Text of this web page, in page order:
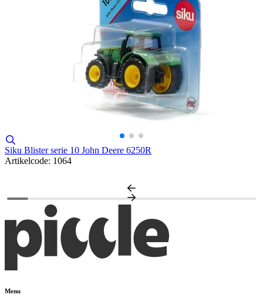
Siku Blister serie 10 John Deere 6250R
Artikelcode: 1064
Menu